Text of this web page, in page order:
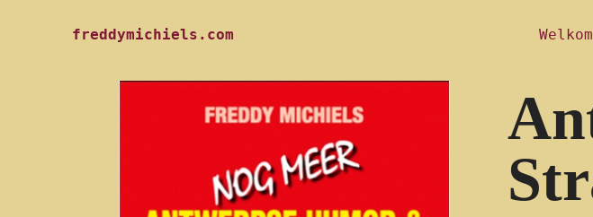
freddymichiels.com Welkom